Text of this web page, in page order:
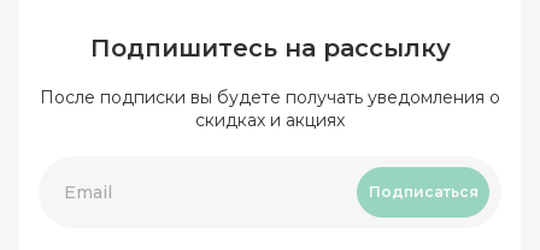
Подпишитесь на рассылку
После подписки вы будете получать уведомления о
скидках и акциях
Подписаться